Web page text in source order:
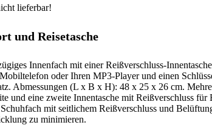
lieferbar!
und Reisetasche
Innenfach mit einer Reißverschluss-
oder Ihren MP3-Player und einen
Abmessungen (L x B x H): 48 x 25 x 26 cm.
und eine zweite Innentasche mit Reißverschluss
mit seitlichem Reißverschluss und
zu minimieren.